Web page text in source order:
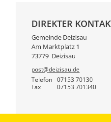
DIREKTER
Gemeinde Deizisau
Am Marktplatz 1
73779 Deizisau
post@deizisau.de
Telefon
07153 70130
Fax 07153 701340